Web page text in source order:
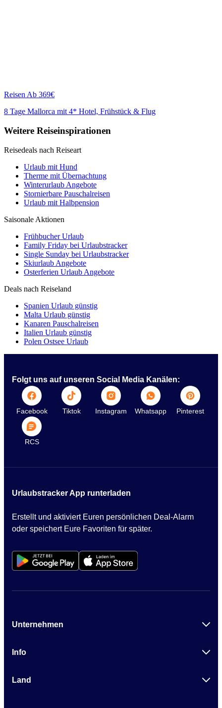
ReisenAb 369€
8 Tage Mallorca mit 4* Hotel, Frühstück & Flug
Weitere Reiseinspirationen
Reisedeals nach Reiseart
Urlaub mit Hund
Therme mit Übernachtung
Winterurlaub Angebote
Stornierbare Pauschalreisen
Urlaub mit Halbpension
Saisonale Aktionen
Frühbucher Urlaub
Family Friday bei Urlaubstracker
Single Sunday bei Urlaubstracker
Skiurlaub Angebote
Osterferien Urlaub Angebote
Deals nach Reiseland
Spanien Urlaub günstig
Malta Urlaub günstig
Kanaren Pauschalreisen
Italien Urlaub günstig
Polen Ostsee Urlaub